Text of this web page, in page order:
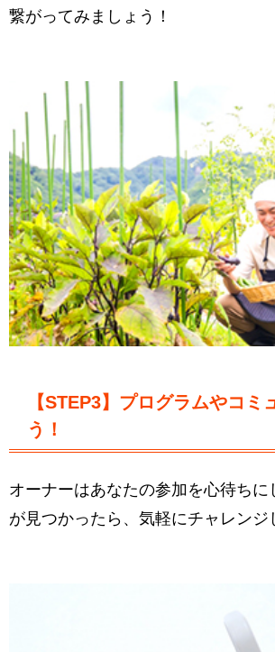
繋がってみましょう！
【STEP3】プログラムやコ
う！
オーナーはあなたの参加を心待ち
が見つかったら、気軽にチャレン